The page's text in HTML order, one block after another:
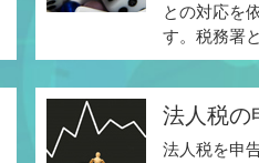
との対応を
す。税務署
法人税の
法人税を申